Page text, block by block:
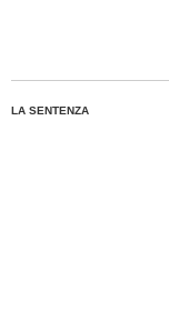
LA SENTENZA